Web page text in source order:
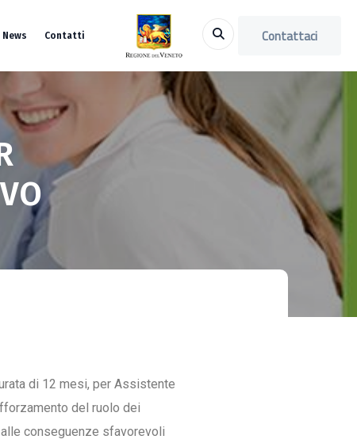
Contattaci
News Contatti
di 12 mesi, per Assistente
del ruolo dei
conseguenze sfavorevoli